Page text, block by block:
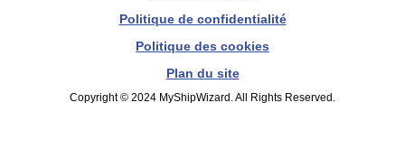
Politique de confidentialité
Politique des cookies
Plan du site
Copyright © 2024 MyShipWizard. All Rights Reserved.